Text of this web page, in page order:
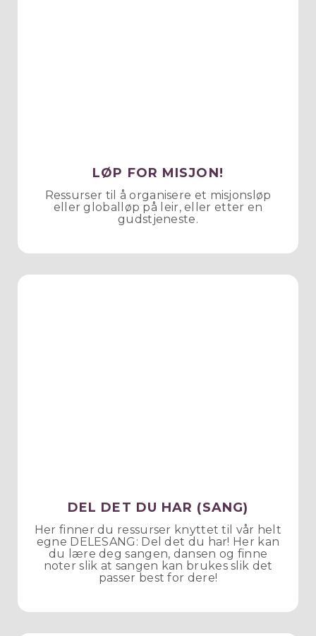
LØP FOR MISJON!
Ressurser til å organisere et misjonsløp
eller globalløp på leir, eller etter en
gudstjeneste.
DEL DET DU HAR (SANG)
Her finner du ressurser knyttet til vår helt
egne DELESANG: Del det du har! Her kan
du lære deg sangen, dansen og finne
noter slik at sangen kan brukes slik det
passer best for dere!